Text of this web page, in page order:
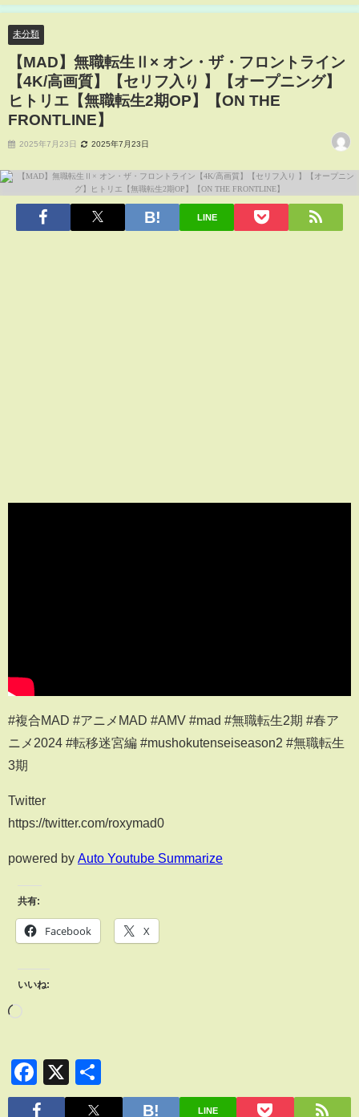
質】【セリフ入り 】【オープニング】ヒトリエ【無職転生2期OP】【ON THE
未分類
【MAD】無職転生Ⅱ× オン・ザ・フロントライン
【4K/高画質】【セリフ入り 】【オープニング】
ヒトリエ【無職転生2期OP】【ON THE
FRONTLINE】
2025年7月23日 2025年7月23日
LINE
#複合MAD #アニメMAD #AMV #mad #無職転生2期 #春ア
ニメ2024 #転移迷宮編 #mushokutenseiseason2 #無職転生
3期
Twitter
https://twitter.com/roxymad0
powered by Auto Youtube Summarize
共有:
Facebook X
いいね:
Facebook
X
有
LINE